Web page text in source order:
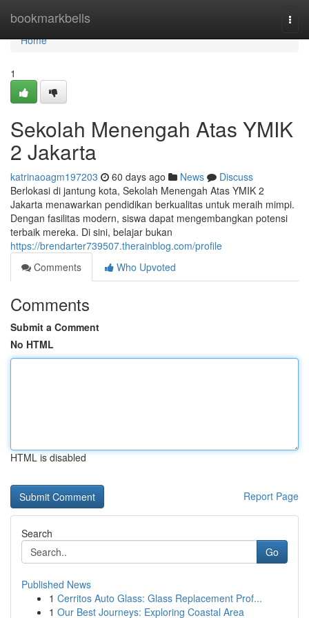
bookmarkbells
Home
Home
1
Sekolah Menengah Atas YMIK
2 Jakarta
katrinaoagm197203 60 days ago News
Discuss
Berlokasi di jantung kota, Sekolah Menengah Atas YMIK 2
Jakarta menawarkan pendidikan berkualitas untuk meraih mimpi.
Dengan fasilitas modern, siswa dapat mengembangkan potensi
terbaik mereka. Di sini, belajar bukan
https://brendarter739507.therainblog.com/profile
Comments
Who Upvoted
Comments
Submit a Comment
No HTML
HTML is disabled
Report Page
Search
Go
Published News
1 Cerritos Auto Glass: Glass Replacement Prof...
1 Our Best Journeys: Exploring Coastal Area